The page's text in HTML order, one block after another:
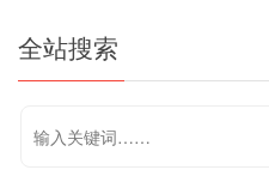
全站搜索